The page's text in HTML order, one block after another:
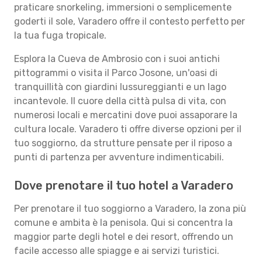
praticare snorkeling, immersioni o semplicemente
goderti il sole, Varadero offre il contesto perfetto per
la tua fuga tropicale.
Esplora la Cueva de Ambrosio con i suoi antichi
pittogrammi o visita il Parco Josone, un'oasi di
tranquillità con giardini lussureggianti e un lago
incantevole. Il cuore della città pulsa di vita, con
numerosi locali e mercatini dove puoi assaporare la
cultura locale. Varadero ti offre diverse opzioni per il
tuo soggiorno, da strutture pensate per il riposo a
punti di partenza per avventure indimenticabili.
Dove prenotare il tuo hotel a Varadero
Per prenotare il tuo soggiorno a Varadero, la zona più
comune e ambita è la penisola. Qui si concentra la
maggior parte degli hotel e dei resort, offrendo un
facile accesso alle spiagge e ai servizi turistici.